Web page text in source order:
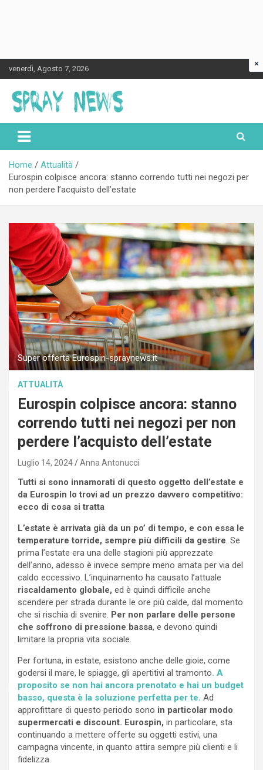
to
content
venerdì, Agosto 7, 2026
Spraynews.it
Home
Attualità
Eurospin colpisce ancora: stanno correndo tutti nei negozi per
non perdere l’acquisto dell’estate
Super offerta Eurospin-spraynews.it
ATTUALITÀ
Eurospin colpisce ancora: stanno
correndo tutti nei negozi per non
perdere l’acquisto dell’estate
Luglio 14, 2024 Anna Antonucci
Tutti si sono innamorati di questo oggetto dell’estate e
da Eurospin lo trovi ad un prezzo davvero competitivo:
ecco di cosa si tratta
L’estate è arrivata già da un po’ di tempo, e con essa le
temperature torride, sempre più difficili da gestire. Se
prima l’estate era una delle stagioni più apprezzate
dell’anno, adesso è invece sempre meno amata per via del
caldo eccessivo. L’inquinamento ha causato l’attuale
riscaldamento globale, ed è quindi difficile anche
scendere per strada durante le ore più calde, dal momento
che si rischia di svenire. Per non parlare delle persone
che soffrono di pressione bassa, e devono quindi
limitare la propria vita sociale.
Per fortuna, in estate, esistono anche delle gioie, come
godersi il mare, le spiagge, gli apertitivi al tramonto. A
proposito se non hai ancora prenotato e hai un budget
basso, questa è la soluzione perfetta per te. Ad
approfittare di questo periodo sono in particolar modo
supermercati e discount. Eurospin, in particolare, sta
continuando a mettere offerte su oggetti estivi, una
campagna vincente, in quanto attira sempre più clienti e li
fidelizza.
×